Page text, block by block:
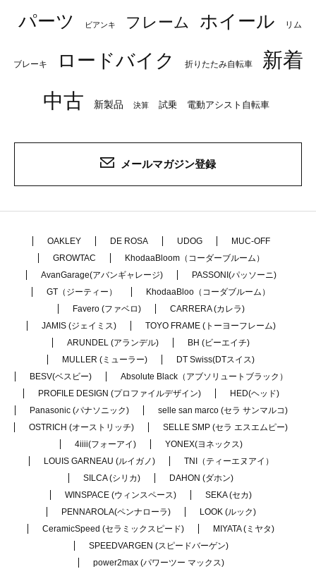
パーツ ビアンキ フレーム ホイール リム
ブレーキ ロードバイク 折りたたみ自転車
新着
中古
新製品 決算 試乗 電動アシスト自転車
メールマガジン登録
OAKLEY DE ROSA UDOG
MUC-OFF
GROWTAC
KhodaaBloom（コーダーブルーム）
AvanGarage(アバンギャレージ)
PASSONI(パッソーニ)
GT（ジーティー）
KhodaaBloo（コーダブルーム）
Favero (ファベロ)
CARRERA (カレラ)
JAMIS (ジェイミス)
TOYO FRAME (トーヨーフレーム)
ARUNDEL (アランデル)
BH (ビーエイチ)
MULLER (ミューラー)
DT Swiss(DTスイス)
BESV(ベスビー)
Absolute Black（アブソリュートブラック）
PROFILE DESIGN (プロファイルデザイン)
HED(ヘッド)
Panasonic (パナソニック)
selle san marco (セラ サンマルコ)
OSTRICH (オーストリッチ)
SELLE SMP (セラ エスエムピー)
4iiii(フォーアイ)
YONEX(ヨネックス)
LOUIS GARNEAU (ルイガノ)
TNI（ティーエヌアイ）
SILCA (シリカ)
DAHON (ダホン)
WINSPACE (ウィンスペース)
SEKA (セカ)
PENNAROLA(ペンナローラ)
LOOK (ルック)
CeramicSpeed (セラミックスピード)
MIYATA (ミヤタ)
SPEEDVARGEN (スピードバーゲン)
power2max (パワーツー マックス)